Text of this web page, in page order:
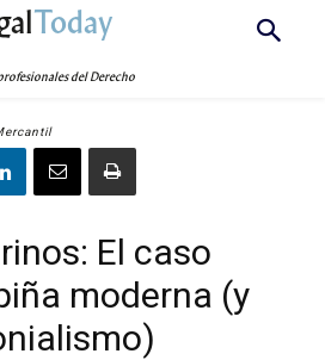
Today
del Derecho
El caso
moderna (y